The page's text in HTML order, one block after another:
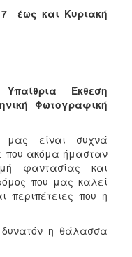
έως και Κυριακή
Έκθεση
Φωτογραφική
μας είναι συχνά
που ακόμα ήμασταν
φαντασίας και
που μας καλεί
περιπέτειες που η
η θάλασσα